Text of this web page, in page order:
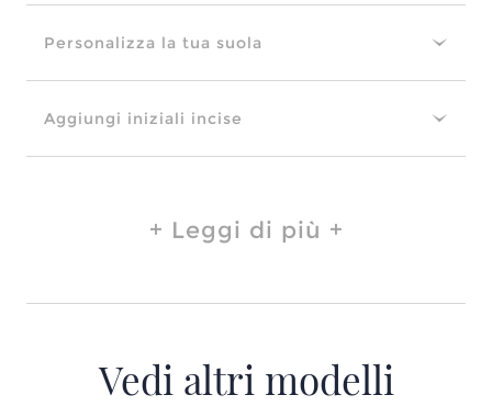
Personalizza la tua suola
Aggiungi iniziali incise
Leggi di più
Vedi altri modelli